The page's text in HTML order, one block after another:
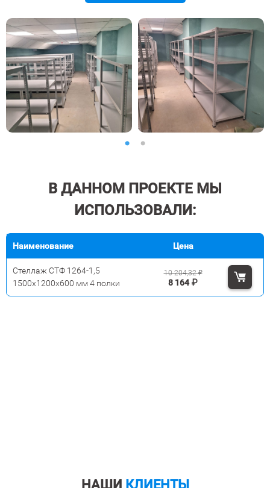
1 2
В ДАННОМ ПРОЕКТЕ МЫ
ИСПОЛЬЗОВАЛИ:
Наименование Цена
Стеллаж СТФ 1264-1,5
1500х1200х600 мм 4 полки
8 164₽
10 204,32₽
НАШИ КЛИЕНТЫ